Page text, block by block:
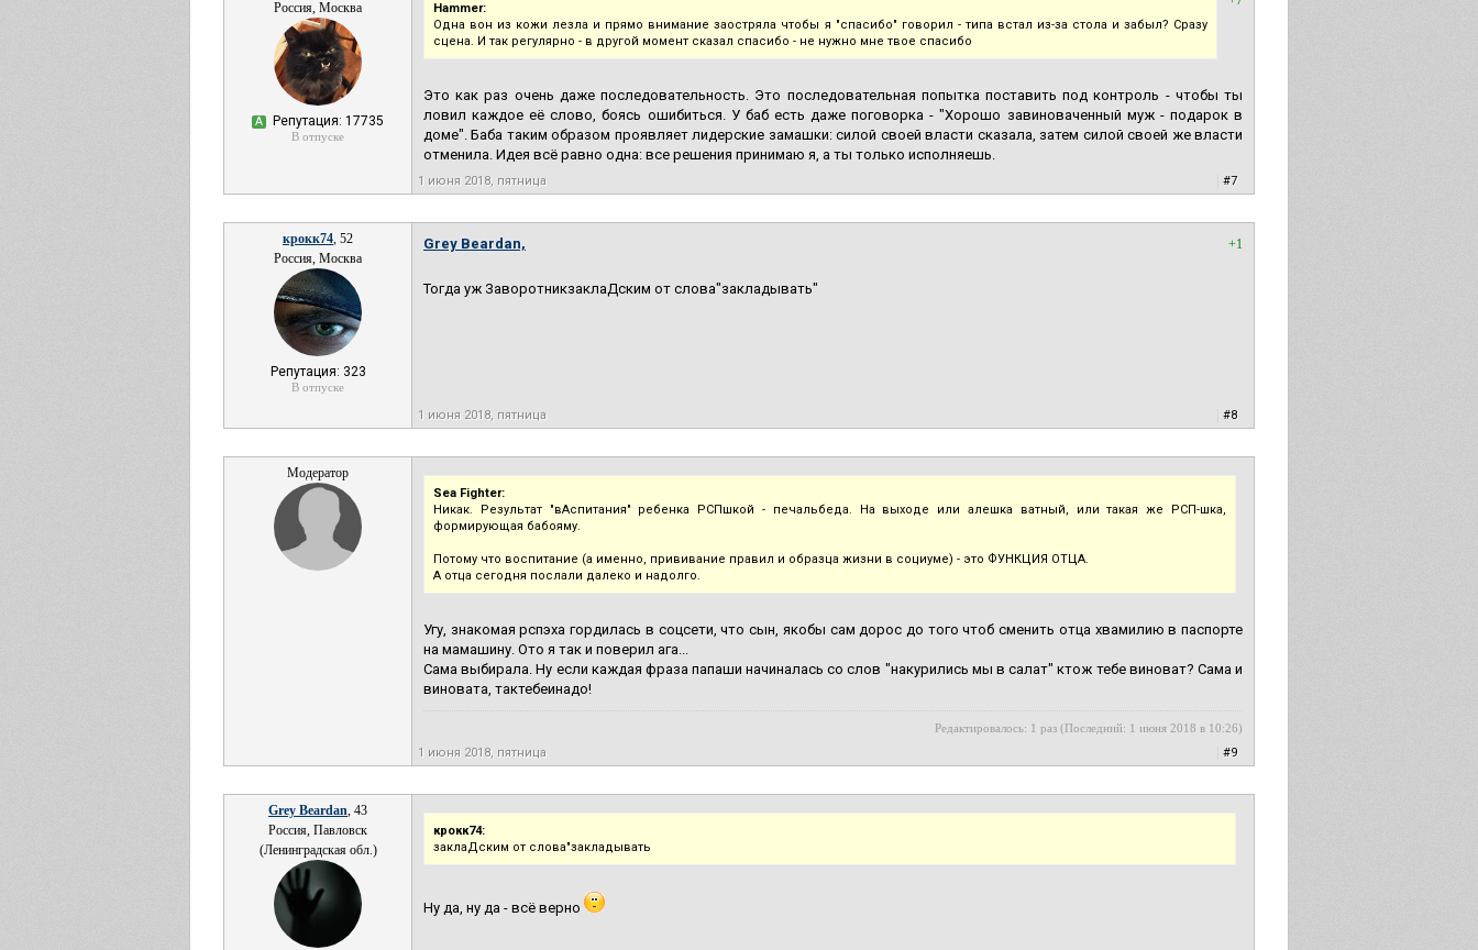
Россия, Москва
А Репутация: 17735
В отпуске
Hammer:
Одна вон из кожи лезла и прямо внимание заостряла чтобы я "спасибо" говорил - типа встал из-за стола и забыл? Сразу
сцена. И так регулярно - в другой момент сказал спасибо - не нужно мне твое спасибо
Это как раз очень даже последовательность. Это последовательная попытка поставить под контроль - чтобы ты
ловил каждое её слово, боясь ошибиться. У баб есть даже поговорка - "Хорошо завиноваченный муж - подарок в
доме". Баба таким образом проявляет лидерские замашки: силой своей власти сказала, затем силой своей же власти
отменила. Идея всё равно одна: все решения принимаю я, а ты только исполняешь.
1 июня 2018, пятница #7
крокк74, 52
Россия, Москва
Репутация: 323
В отпуске
+1
Grey Beardan,
Тогда уж ЗаворотникзаклаДским от слова"закладывать"
1 июня 2018, пятница #8
Модератор
Sea Fighter:
Никак. Результат "вАспитания" ребенка РСПшкой - печальбеда. На выходе или алешка ватный, или такая же РСП-шка,
формирующая бабояму.
Потому что воспитание (а именно, прививание правил и образца жизни в социуме) - это ФУНКЦИЯ ОТЦА.
А отца сегодня послали далеко и надолго.
Угу, знакомая рспэха гордилась в соцсети, что сын, якобы сам дорос до того чтоб сменить отца хвамилию в паспорте
на мамашину. Ото я так и поверил ага...
Сама выбирала. Ну если каждая фраза папаши начиналась со слов "накурились мы в салат" ктож тебе виноват? Сама и
виновата, тактебеинадо!
Редактировалось: 1 раз (Последний: 1 июня 2018 в 10:26)
1 июня 2018, пятница #9
Grey Beardan, 43
Россия, Павловск
(Ленинградская обл.)
крокк74:
заклаДским от слова"закладывать
Ну да, ну да - всё верно